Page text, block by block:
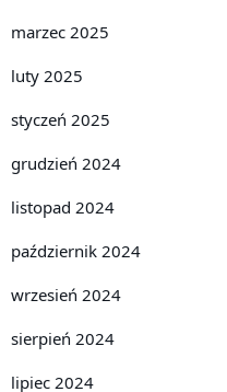
marzec 2025
luty 2025
styczeń 2025
grudzień 2024
listopad 2024
październik 2024
wrzesień 2024
sierpień 2024
lipiec 2024